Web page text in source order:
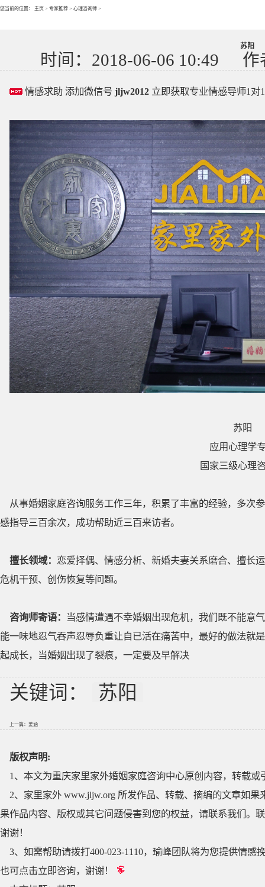
您当前的位置： 主页 > 专家推荐 > 心理咨询师 >
苏阳
时间：2018-06-06 10:49 作
情感求助 添加微信号 jljw2012 立即获取专业情感导师1对
苏阳
应用心理学
国家三级心理
从事婚姻家庭咨询服务工作三年，积累了丰富的经验，多次
感指导三百余次，成功帮助近三百来访者。
擅长领域： 恋爱择偶、情感分析、新婚夫妻关系磨合、擅长
危机干预、创伤恢复等问题。
咨询师寄语：
当感情遭遇不幸婚姻出现危机，我们既不能意
能一味地忍气吞声忍辱负重让自已活在痛苦中，最好的做法就
起成长，当婚姻出现了裂痕，一定要及早解决
关键词： 苏阳
上一篇： 姜涵
版权声明:
1、本文为重庆家里家外婚姻家庭咨询中心原创内容，转载
2、家里家外 www.jljw.org 所发作品、转载、摘编的文章如
果作品内容、版权或其它问题侵害到您的权益，请联系我们。
谢谢！
3、如需帮助请拨打400-023-1110，瑜峰团队将为您提供情
也可点击立即咨询，谢谢！